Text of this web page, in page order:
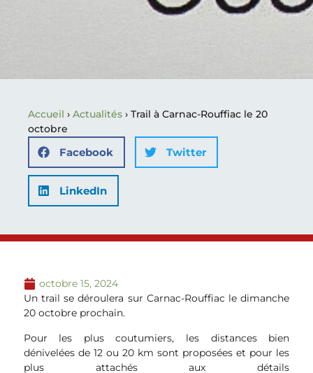
Accueil › Actualités › Trail à Carnac-Rouffiac le 20
octobre
Facebook Twitter
LinkedIn
octobre 15, 2024
Un trail se déroulera sur Carnac-Rouffiac le dimanche
20 octobre prochain.
Pour les plus coutumiers, les distances bien
dénivelées de 12 ou 20 km sont proposées et pour les
plus attachés aux détails